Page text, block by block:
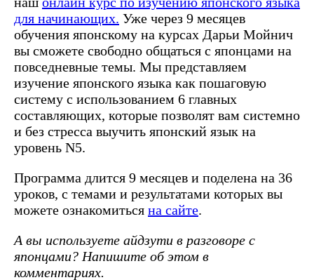
для начинающих. Уже через 9 месяцев
обучения японскому на курсах Дарьи Мойнич
вы сможете свободно общаться с японцами на
повседневные темы. Мы представляем
изучение японского языка как пошаговую
систему с использованием 6 главных
составляющих, которые позволят вам системно
и без стресса выучить японский язык на
уровень N5.
Программа длится 9 месяцев и поделена на 36
уроков, с темами и результатами которых вы
можете ознакомиться на сайте.‍
А вы используете айдзути в разговоре с
японцами? Напишите об этом в
комментариях.